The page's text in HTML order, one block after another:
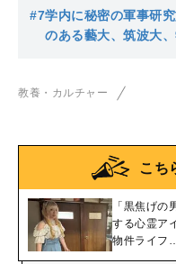
が無意識に学校で戦
#7学内に秘密の軍事研
のある藝大、筑波大
教養・カルチャー
こち
「黒焦げ
する心霊ア
物件ライフ